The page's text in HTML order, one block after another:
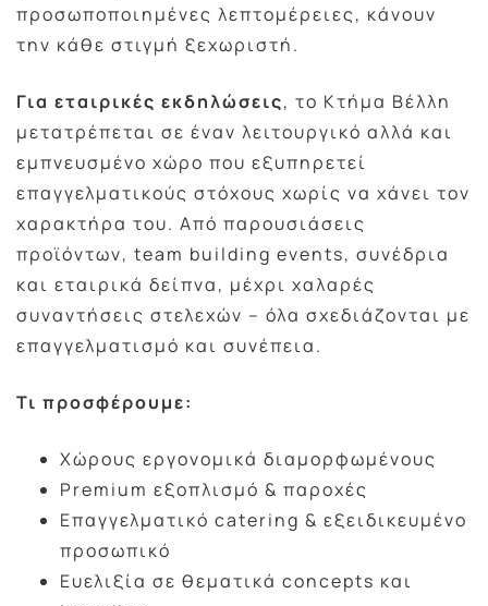
προσωποποιημένες λεπτομέρειες, κάνουν
την κάθε στιγμή ξεχωριστή.
Για εταιρικές εκδηλώσεις, το Κτήμα Βέλλη
μετατρέπεται σε έναν λειτουργικό αλλά και
εμπνευσμένο χώρο που εξυπηρετεί
επαγγελματικούς στόχους χωρίς να χάνει τον
χαρακτήρα του. Από παρουσιάσεις
προϊόντων, team building events, συνέδρια
και εταιρικά δείπνα, μέχρι χαλαρές
συναντήσεις στελεχών – όλα σχεδιάζονται με
επαγγελματισμό και συνέπεια.
Τι προσφέρουμε:
Χώρους εργονομικά διαμορφωμένους
Premium εξοπλισμό & παροχές
Επαγγελματικό catering & εξειδικευμένο
προσωπικό
Ευελιξία σε θεματικά concepts και